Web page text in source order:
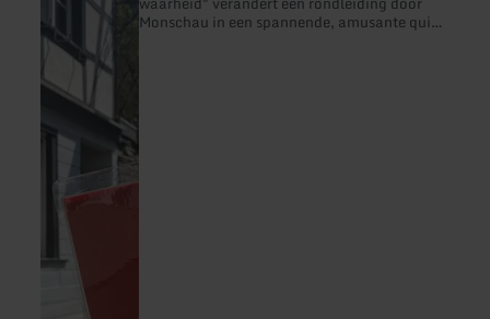
Monschau in een spannende, amusante quiz